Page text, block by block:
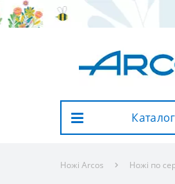
Каталог
Ножі Arcos Ножі по